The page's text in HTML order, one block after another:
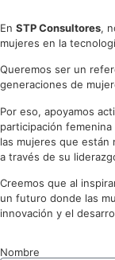
En STP Consultores,
mujeres en la
Queremos ser un
generaciones de
Por eso, apoyamos
participación
las mujeres que están
a través de su
Creemos que al
un futuro donde las
innovación y el
Nombre